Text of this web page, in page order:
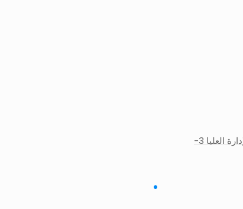
رئيس حى المنتزة اول البرامـج التدريبيـة: 1- القيادات الأولى 2- فرقة الإدارة العليا 3-